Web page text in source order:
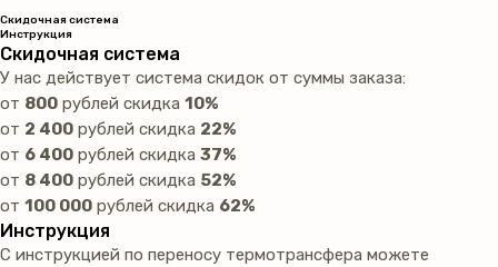
Скидочная система
Инструкция
Скидочная система
У нас действует система скидок от суммы заказа:
от 800 рублей скидка 10%
от 2 400 рублей скидка 22%
от 6 400 рублей скидка 37%
от 8 400 рублей скидка 52%
от 100 000 рублей скидка 62%
Инструкция
С инструкцией по переносу термотрансфера можете